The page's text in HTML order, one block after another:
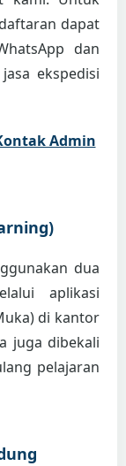
dapat
dan
ekspedisi
Admin
dua
aplikasi
di kantor
juga dibekali
pelajaran